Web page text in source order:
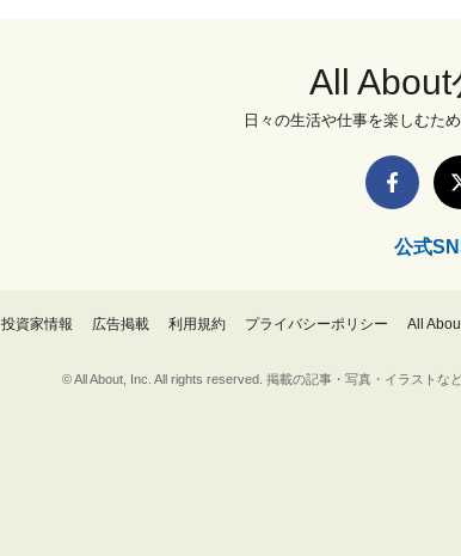
All
日々の生活や仕事を楽しむた
公式
投資家情報 広告掲載 利用規約 プライバシーポリシー All
© All About, Inc. All rights reserved. 掲載の記事・写真・イラスト